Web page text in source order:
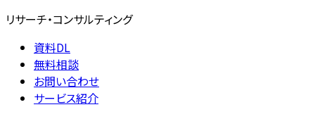
リサーチ・コンサルティング
資料DL
無料相談
お問い合わせ
サービス紹介